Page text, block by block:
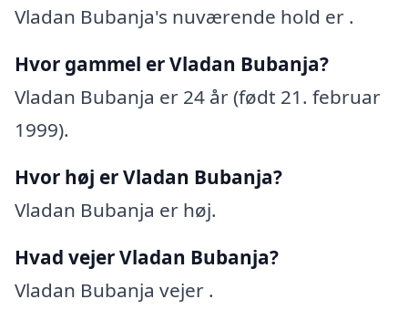
Vladan Bubanja's nuværende hold er .
Hvor gammel er Vladan Bubanja?
Vladan Bubanja er 24 år (født 21. februar
1999).
Hvor høj er Vladan Bubanja?
Vladan Bubanja er høj.
Hvad vejer Vladan Bubanja?
Vladan Bubanja vejer .